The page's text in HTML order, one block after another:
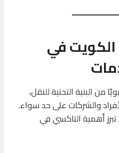
في
من البنية التحتية للنقل،
والشركات على حد سواء.
أهمية التاكسي في